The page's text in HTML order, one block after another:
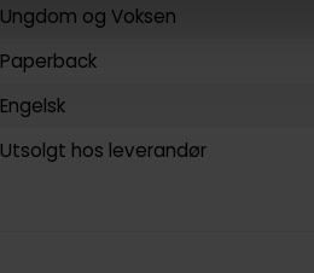
Ungdom og Voksen
Paperback
Engelsk
Utsolgt hos leverandør